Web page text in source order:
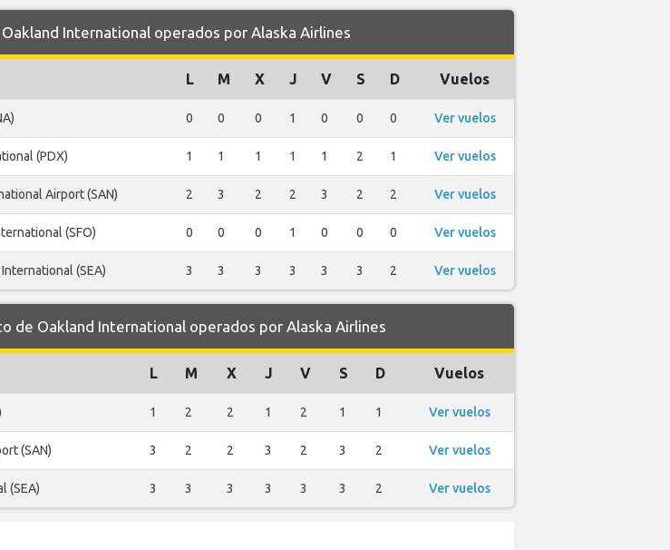
International operados por Alaska Airlines
L M X J V S D Vuelos
0 0 0 1 0 0 0 Ver vuelos
(PDX) 1 1 1 1 1 2 1 Ver vuelos
Airport (SAN) 2 3 2 2 3 2 2 Ver vuelos
(SFO) 0 0 0 1 0 0 0 Ver vuelos
(SEA) 3 3 3 3 3 3 2 Ver vuelos
de Oakland International operados por Alaska Airlines
L M X J V S D Vuelos
1 2 2 1 2 1 1 Ver vuelos
(SAN) 3 2 2 3 2 3 2 Ver vuelos
(SEA) 3 3 3 3 3 3 2 Ver vuelos